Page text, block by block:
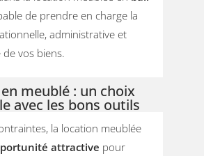
de prendre en charge la
administrative et
de vos biens.
meublé : un choix
avec les bons outils
la location meublée
attractive pour